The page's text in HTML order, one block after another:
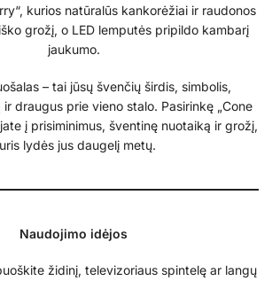
kurios natūralūs kankorėžiai ir raudonos
grožį, o LED lemputės pripildo kambarį
jaukumo.
– tai jūsų švenčių širdis, simbolis,
ir draugus prie vieno stalo. Pasirinkę „Cone
į prisiminimus, šventinę nuotaiką ir grožį,
lydės jus daugelį metų.
Naudojimo idėjos
židinį, televizoriaus spintelę ar langų